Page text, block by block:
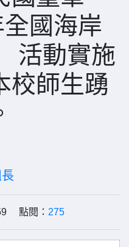
國海岸
活動實施
校師生踴
點閱： 275